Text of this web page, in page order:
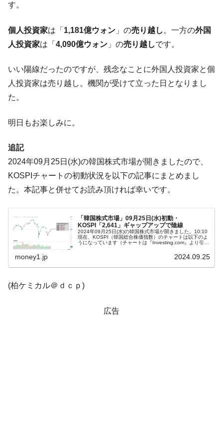
『Money1』
『Money1』 韓国で猛暑。南東部では干ばつ
「KDDX」1番艦、2032年竣工と公示
『Money1』
【対日本円】ウォン安が急進！ 日米の協調
は韓国で『BYD』車は売れている。6カ月で対前年同期比
1.9倍！
『Money1』
く空港に詰めかけ「出て行け！」「極右勢力」のプラカー
ドを掲げる「在韓反米勢力」
『Money1』
韓国政府「2035年までに18.4GW規模のAIデ
ータセンター整備」⇒ だから無理だってば。
ほぼ終わった」
『Money1』
韓国『国民年金公団』株価暴落で200兆蒸
発。
『Money1』
韓国政府「ニセＫ-ブランドを通報しようキ
す。
個人投資家は「 1,181億ウォン 」の売り越し 。一方の外国
人投資家は「 4,090億ウォン 」の売り越しです。
いい陽線だったのですが、残念なことに外国人投資家と個
人投資家は売り越し。機関が受けて立った日となりまし
た。
明日もお楽しみに。
追記
2024年09月25日(水)の韓国株式市場が開きましたので、
KOSPIチャートの初動状況を以下の記事にまとめまし
た。本記事と併せてお読み頂ければ幸いです。
「韓国株式市場」09月25日(水)初動・
KOSPI「2,641」ギャップアップで陰線
2024年09月25日(水)の韓国株式市場が開きました。10:10
現在、KOSPI（韓国総合株価指数）のチャートは以下のよ
うになっています（チャートは『Investing.com』より引
money1.jp 2024.09.25
(柏ケミカル＠ｄｃｐ)
広告